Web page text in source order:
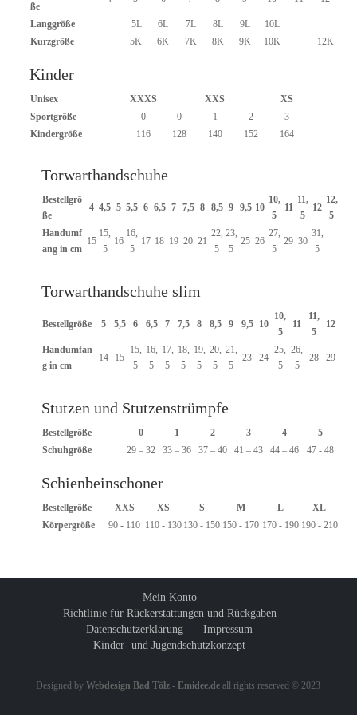
ße
Langgröße 5L 6L 7L 8L 9L
10L
Kurzgröße
5K 6K 7K 8K 9K 10K 12K
Kinder
Unisex XXXS XXS
XS
Sportgröße
0 0 1 2
3
Kindergröße
116 128 140 152 164
Torwarthandschuhe
Bestellgrö
ße
4 4,5 5 5,5 6 6,5 7 7,5 8 8,5 9 9,5 10
10,
5
11
11,
5
12
12,
5
Handumf
ang in cm
15
15,
5
16
16,
5
17 18 19 20 21
22,
5
23,
5
25 26
27,
5
29 30
31,
5
Torwarthandschuhe slim
Bestellgröße 5 5,5 6 6,5 7 7,5 8 8,5 9 9,5 10
10,
5
11
11,
5
12
Handumfan
g in cm
14 15
15,
5
16,
5
17,
5
18,
5
19,
5
20,
5
21,
5
23 24
25,
5
26,
5
28 29
Stutzen und Stutzenstrümpfe
Bestellgröße 0 1 2 3 4
5
Schuhgröße
29 – 32 33 – 36 37 – 40 41 – 43 44 – 46 47 - 48
Schienbeinschoner
Bestellgröße XXS XS S M L
XL
Körpergröße
90 - 110 110 - 130 130 - 150 150 - 170 170 - 190 190 - 210
Mein Konto
Richtlinie für Rückerstattungen und Rückgaben
Datenschutzerklärung
Impressum
Kinder- und Jugendschutzkonzept
Designed byWebdesign Bad Tölz - Emidee.deall rights reserved © 2023